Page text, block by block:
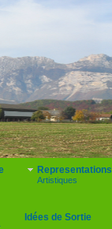
Representations
Artistiques
Idées de Sortie